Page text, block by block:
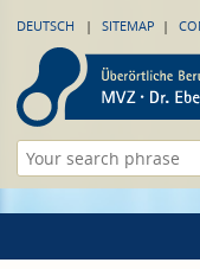
DEUTSCH SITEMAP